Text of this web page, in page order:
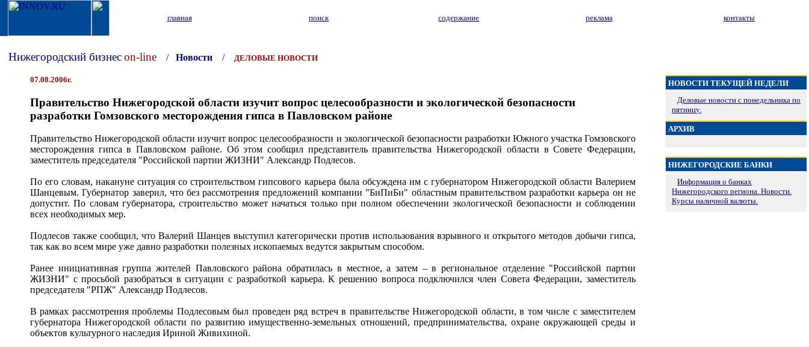
главная поиск содержание реклама контакты
Нижегородский бизнесon-line / Новости / ДЕЛОВЫЕ НОВОСТИ
07.08.2006г.
Правительство Нижегородской области изучит вопрос целесообразности и экологической безопасности
разработки Гомзовского месторождения гипса в Павловском районе
Правительство Нижегородской области изучит вопрос целесообразности и экологической безопасности разработки Южного участка Гомзовского
месторождения гипса в Павловском районе. Об этом сообщил представитель правительства Нижегородской области в Совете Федерации,
заместитель председателя "Российской партии ЖИЗНИ" Александр Подлесов.
По его словам, накануне ситуация со строительством гипсового карьера была обсуждена им с губернатором Нижегородской области Валерием
Шанцевым. Губернатор заверил, что без рассмотрения предложений компании "БиПиБи" областным правительством разработки карьера он не
допустит. По словам губернатора, строительство может начаться только при полном обеспечении экологической безопасности и соблюдении
всех необходимых мер.
Подлесов также сообщил, что Валерий Шанцев выступил категорически против использования взрывного и открытого методов добычи гипса,
так как во всем мире уже давно разработки полезных ископаемых ведутся закрытым способом.
Ранее инициативная группа жителей Павловского района обратилась в местное, а затем – в региональное отделение "Российской партии
ЖИЗНИ" с просьбой разобраться в ситуации с разработкой карьера. К решению вопроса подключился член Совета Федерации, заместитель
председателя "РПЖ" Александр Подлесов.
В рамках рассмотрения проблемы Подлесовым был проведен ряд встреч в правительстве Нижегородской области, в том числе с заместителем
губернатора Нижегородской области по развитию имущественно-земельных отношений, предпринимательства, охране окружающей среды и
объектов культурного наследия Ириной Живихиной.
НОВОСТИ ТЕКУЩЕЙ НЕДЕЛИ
Деловые новости с понедельника по
пятницу.
АРХИВ
НИЖЕГОРОДСКИЕ БАНКИ
Информация о банках
Нижегородского региона. Новости.
Курсы наличной валюты.